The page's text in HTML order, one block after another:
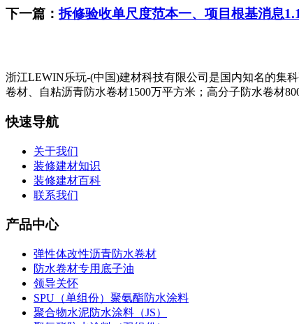
下一篇：拆修验收单尺度范本一、项目根基消息
浙江LEWIN乐玩-(中国)建材科技有限公司是国内知名的集
卷材、自粘沥青防水卷材1500万平方米；高分子防水卷材
快速导航
关于我们
装修建材知识
装修建材百科
联系我们
产品中心
弹性体改性沥青防水卷材
防水卷材专用底子油
领导关怀
SPU（单组份）聚氨酯防水涂料
聚合物水泥防水涂料（JS）